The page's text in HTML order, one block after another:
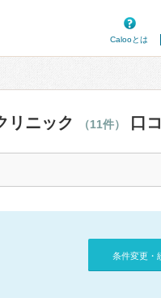
Calooとは
リニック （11件） 口
条件変更・